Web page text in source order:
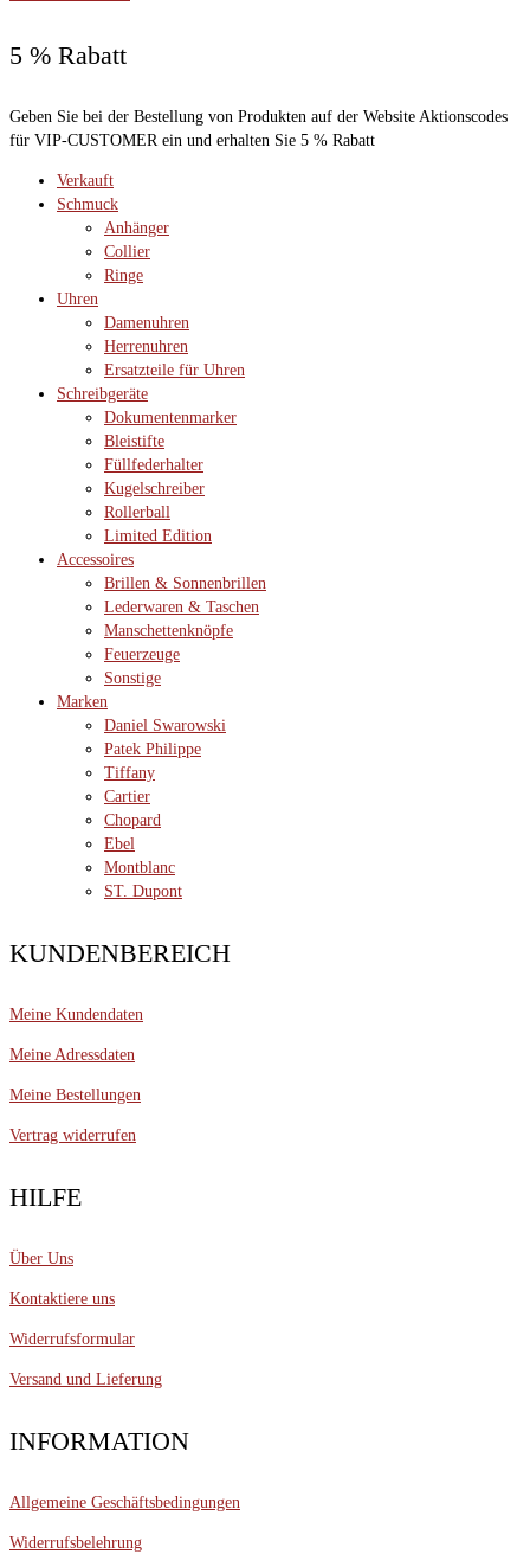
5 % Rabatt
Geben Sie bei der Bestellung von Produkten auf der Website Aktionscodes
für VIP-CUSTOMER ein und erhalten Sie 5 % Rabatt
Verkauft
Schmuck
Anhänger
Collier
Ringe
Uhren
Damenuhren
Herrenuhren
Ersatzteile für Uhren
Schreibgeräte
Dokumentenmarker
Bleistifte
Füllfederhalter
Kugelschreiber
Rollerball
Limited Edition
Accessoires
Brillen & Sonnenbrillen
Lederwaren & Taschen
Manschettenknöpfe
Feuerzeuge
Sonstige
Marken
Daniel Swarowski
Patek Philippe
Tiffany
Cartier
Chopard
Ebel
Montblanc
ST. Dupont
KUNDENBEREICH
Meine Kundendaten
Meine Adressdaten
Meine Bestellungen
Vertrag widerrufen
HILFE
Über Uns
Kontaktiere uns
Widerrufsformular
Versand und Lieferung
INFORMATION
Allgemeine Geschäftsbedingungen
Widerrufsbelehrung